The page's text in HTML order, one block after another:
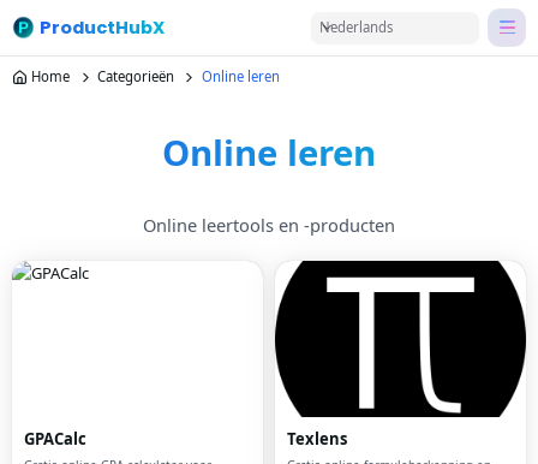
ProductHubX Nederlands
Home Categorieën Online leren
Online leren
Online leertools en -producten
GPACalc Texlens